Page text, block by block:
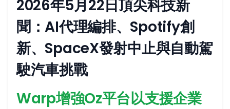
2026年5月22日頂尖科技新
聞：AI代理編排、Spotify創
新、SpaceX發射中止與自動駕
駛汽車挑戰
Warp增強Oz平台以支援企業